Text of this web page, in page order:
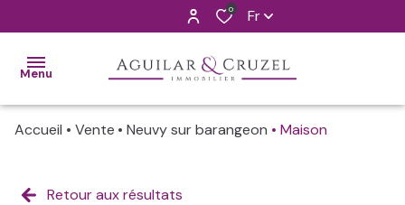
0 Fr
Menu
VENTES
Accueil Vente Neuvy sur barangeon Maison
Retour aux résultats